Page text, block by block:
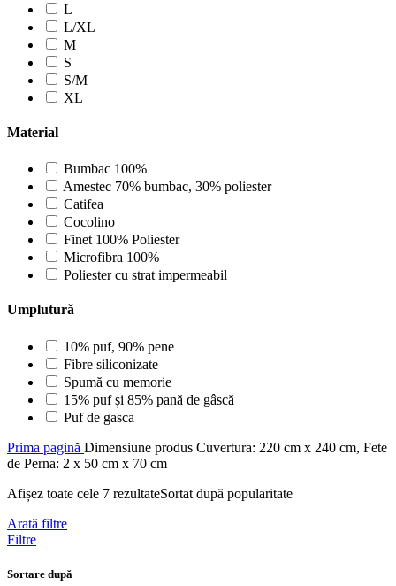
L
L/XL
M
S
S/M
XL
Material
Bumbac 100%
Amestec 70% bumbac, 30% poliester
Catifea
Cocolino
Finet 100% Poliester
Microfibra 100%
Poliester cu strat impermeabil
Umplutură
10% puf, 90% pene
Fibre siliconizate
Spumă cu memorie
15% puf și 85% pană de gâscă
Puf de gasca
Prima pagină Dimensiune produs Cuvertura: 220 cm x 240 cm, Fete
de Perna: 2 x 50 cm x 70 cm
Afișez toate cele 7 rezultateSortat după popularitate
Arată filtre
Filtre
Sortare după